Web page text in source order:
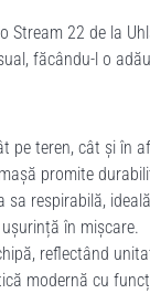
22 de la
făcându-l o
pe teren, cât și în
promite
respirabilă,
în mișcare.
reflectând
modernă cu